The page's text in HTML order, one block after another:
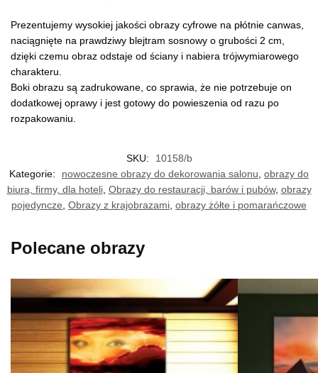
Prezentujemy wysokiej jakości obrazy cyfrowe na płótnie canwas,
naciągnięte na prawdziwy blejtram sosnowy o grubości 2 cm,
dzięki czemu obraz odstaje od ściany i nabiera trójwymiarowego
charakteru.
Boki obrazu są zadrukowane, co sprawia, że nie potrzebuje on
dodatkowej oprawy i jest gotowy do powieszenia od razu po
rozpakowaniu.
SKU:
10158/b
Kategorie:
nowoczesne obrazy do dekorowania salonu obrazy do
biura, firmy, dla hoteli, Obrazy do restauracji, barów i pubów, obrazy
pojedyncze Obrazy z krajobrazami obrazy żółte i pomarańczowe
Polecane obrazy